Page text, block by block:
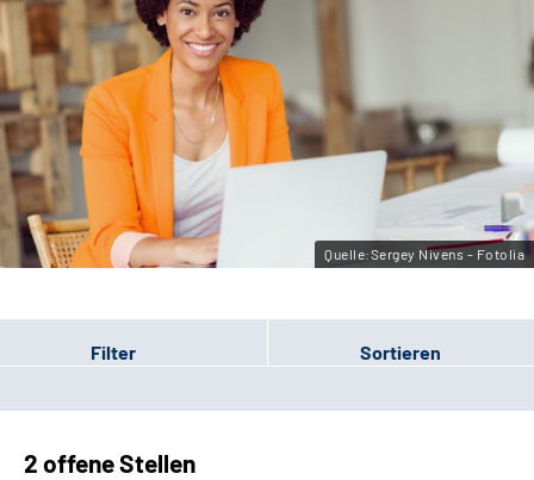
Sozialdienste & Zuweisende
Suche
Leichte Sprache
Gebärdensprache
Quelle:Sergey Nivens - Fotolia
Filter Sortieren
2 offene Stellen